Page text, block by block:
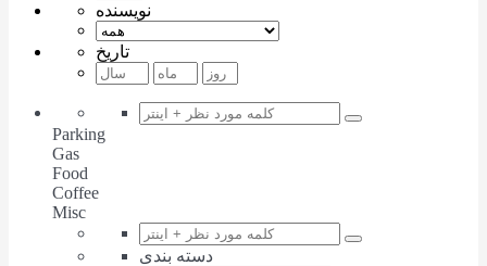
نویسنده
تاریخ
Parking
Gas
Food
Coffee
Misc
دسته بندی